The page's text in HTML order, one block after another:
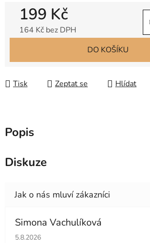
199 Kč
164 Kč bez DPH
DO KOŠÍKU
Tisk Zeptat se Hlídat
Popis
Diskuze
Simona Vachulíková
Hodnocení obchodu je 5 z 5 hvězdiček.
5.8.2026